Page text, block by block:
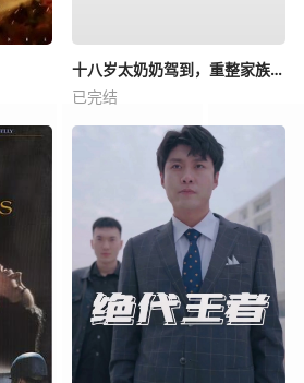
十八岁太奶奶驾到，重整家族荣耀4
已完结